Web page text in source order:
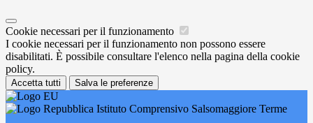
Cookie necessari per il funzionamento
I cookie necessari per il funzionamento non possono essere
disabilitati. È possibile consultare l'elenco nella pagina della cookie
policy.
Accetta tutti Salva le preferenze
Istituto Comprensivo Salsomaggiore Terme